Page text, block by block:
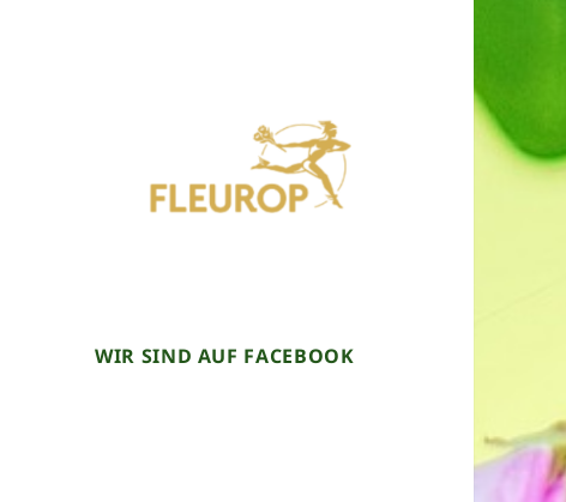
WIR SIND AUF FACEBOOK